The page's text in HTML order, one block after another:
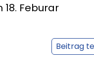
Feburar
Beitrag